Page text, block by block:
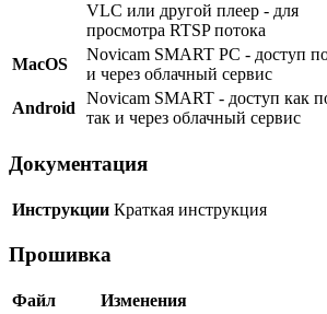
VLC или другой плеер - для
просмотра RTSP потока
MacOS
Novicam SMART PC - доступ
и через облачный сервис
Android
Novicam SMART - доступ как
так и через облачный сервис
Документация
Инструкции Краткая инструкция
Прошивка
Файл Изменения